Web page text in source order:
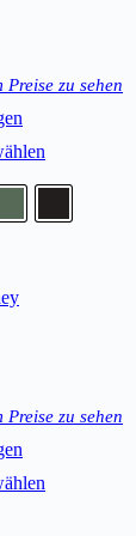
zu sehen
zu sehen